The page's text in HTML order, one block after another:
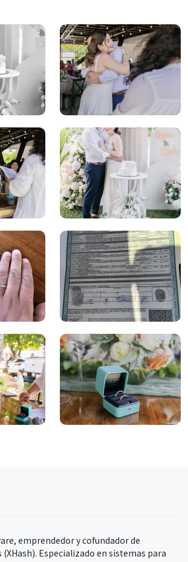
emprendedor y cofundador de
Especializado en sistemas para